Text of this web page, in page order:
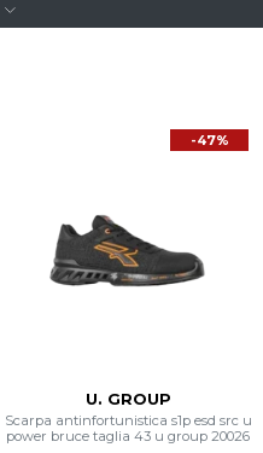
-47%
U. GROUP
Scarpa antinfortunistica s1p esd src u
power bruce taglia 43 u group 20026